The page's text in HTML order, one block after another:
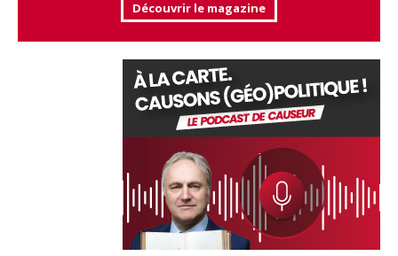
Découvrir le magazine